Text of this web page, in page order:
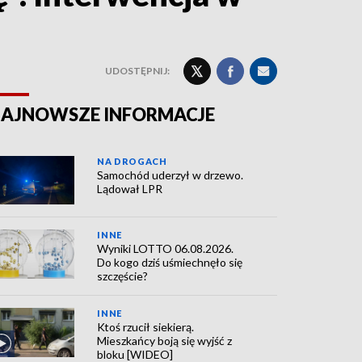
UDOSTĘPNIJ:
INFORMACJE
NA DROGACH
Samochód uderzył w drzewo.
Lądował LPR
INNE
Wyniki LOTTO 06.08.2026.
Do kogo dziś uśmiechnęło się
szczęście?
INNE
Ktoś rzucił siekierą.
Mieszkańcy boją się wyjść z
bloku [WIDEO]